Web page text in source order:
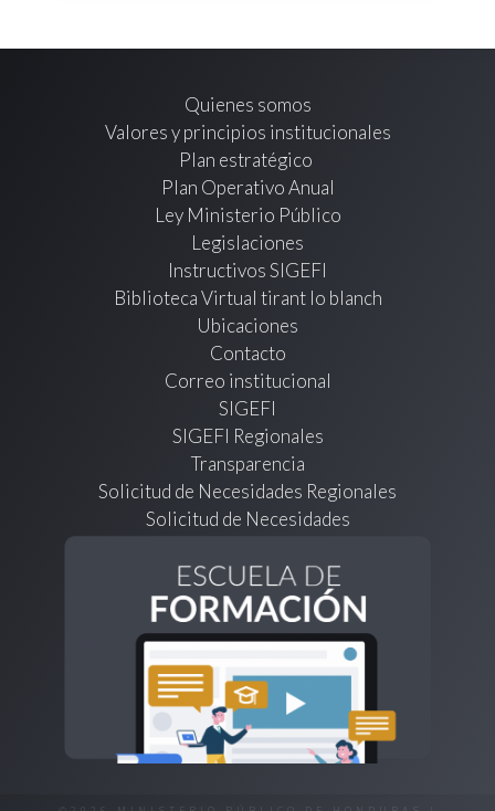
Quienes somos
Valores y principios institucionales
Plan estratégico
Plan Operativo Anual
Ley Ministerio Público
Legislaciones
Instructivos SIGEFI
Biblioteca Virtual tirant lo blanch
Ubicaciones
Contacto
Correo institucional
SIGEFI
SIGEFI Regionales
Transparencia
Solicitud de Necesidades Regionales
Solicitud de Necesidades